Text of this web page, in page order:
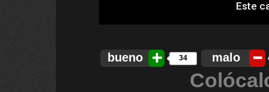
bueno 34 malo